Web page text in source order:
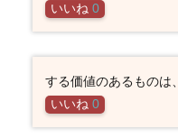
いいね 0
する価値のあるものは
いいね 0